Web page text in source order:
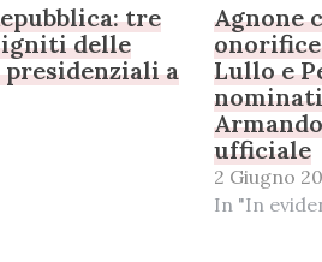
tre
delle
a
Agnone
Lullo e
ufficiale
2 Giugno
In "In